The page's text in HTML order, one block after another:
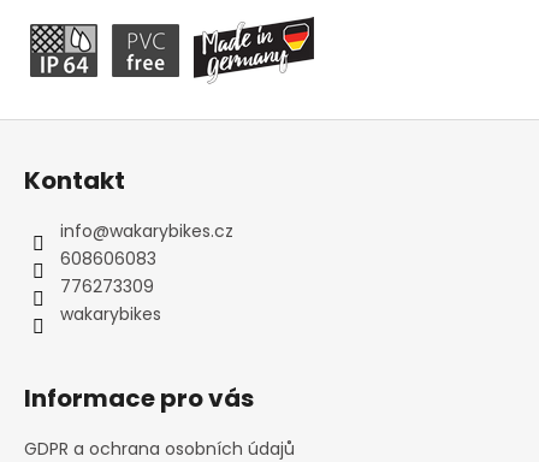
Z
Kontakt
info@wakarybikes.cz
608606083
776273309
wakarybikes
Informace pro vás
GDPR a ochrana osobních údajů